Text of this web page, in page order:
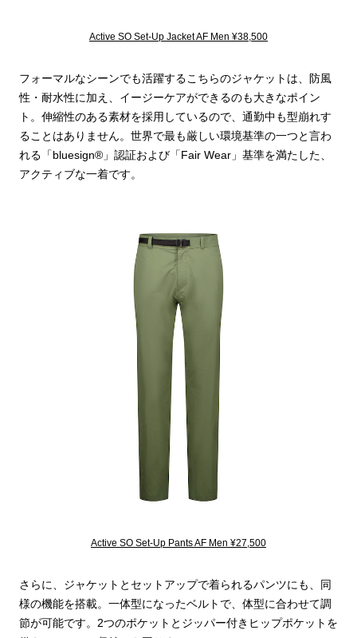
Active SO Set-Up Jacket AF Men ¥38,500
フォーマルなシーンでも活躍するこちらのジャケットは、防風
性・耐水性に加え、イージーケアができるのも大きなポイン
ト。伸縮性のある素材を採用しているので、通勤中も型崩れす
ることはありません。世界で最も厳しい環境基準の一つと言わ
れる「bluesign®」認証および「Fair Wear」基準を満たした、
アクティブな一着です。
Active SO Set-Up Pants AF Men ¥27,500
さらに、ジャケットとセットアップで着られるパンツにも、同
様の機能を搭載。一体型になったベルトで、体型に合わせて調
節が可能です。2つのポケットとジッパー付きヒップポケットを